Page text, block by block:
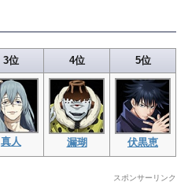
3位 4位 5位
真人 漏瑚 伏黒恵
スポンサーリンク